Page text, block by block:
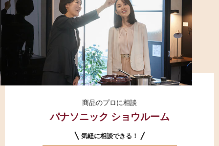
商品のプロに相談
パナソニック ショウルーム
気軽に相談できる！